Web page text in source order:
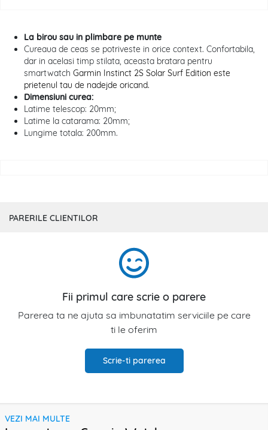
La birou sau in plimbare pe munte
Cureaua de ceas se potriveste in orice context. Confortabila,
dar in acelasi timp stilata, aceasta bratara pentru
smartwatch Garmin Instinct 2S Solar Surf Edition este
prietenul tau de nadejde oricand.
Dimensiuni curea:
Latime telescop: 20mm;
Latime la catarama: 20mm;
Lungime totala: 200mm.
PARERILE CLIENTILOR
Fii primul care scrie o parere
Parerea ta ne ajuta sa imbunatatim serviciile pe care
ti le oferim
Scrie-ti parerea
VEZI MAI MULTE